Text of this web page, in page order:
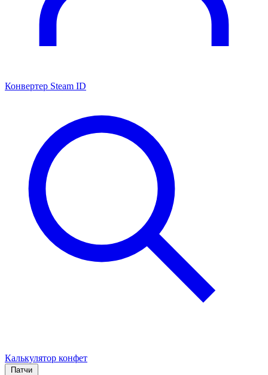
Конвертер Steam ID
Калькулятор конфет
Патчи